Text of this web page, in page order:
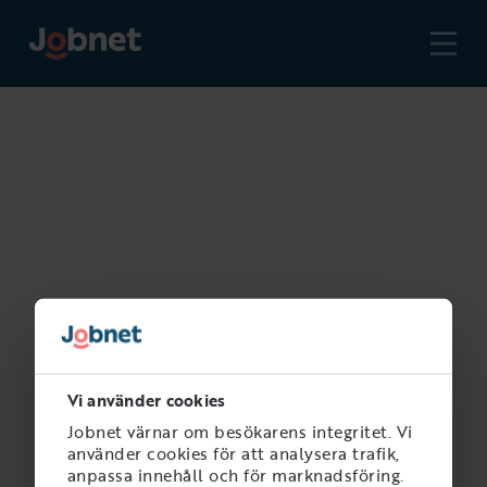
Vi använder cookies
Jobnet värnar om besökarens integritet. Vi
använder cookies för att analysera trafik,
anpassa innehåll och för marknadsföring.